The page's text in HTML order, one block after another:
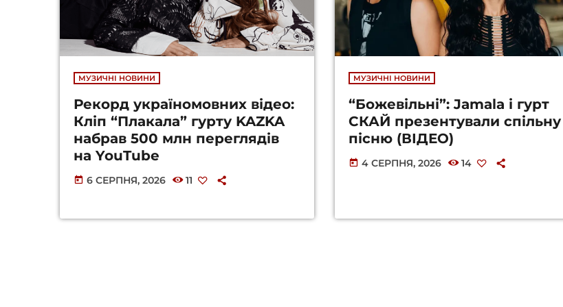
МУЗИЧНІ НОВИНИ
Рекорд україномовних відео:
Кліп “Плакала” гурту KAZKA
набрав 500 млн переглядів
на YouTube
today 6 СЕРПНЯ, 2026 11
МУЗИЧНІ НОВИНИ
“Божевільні”: Jamala і гурт
СКАЙ презентували спільну
пісню (ВІДЕО)
today 4 СЕРПНЯ, 2026 14